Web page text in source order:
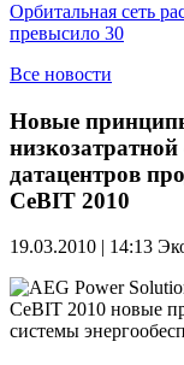
Орбитальная сеть
превысило 30
Все новости
Новые
датацентров
CeBIT 2010
19.03.2010 | 14:13